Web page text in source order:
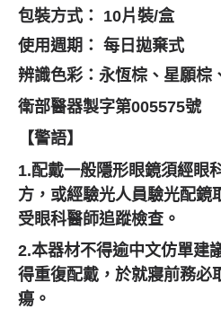
包裝方式：
10片裝/盒
使用週期： 每日拋棄式
辨識色彩： 永恆棕、星願棕
衛部醫器製字第005575號
【警語】
1.配戴一般隱形眼鏡須經眼
方，或經驗光人員驗光配鏡
受眼科醫師追蹤檢查。
2.本器材不得逾中文仿單建
得重復配戴， 於就寢前務必
瘍。